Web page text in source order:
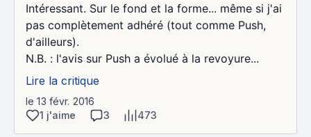
Intéressant. Sur le fond et la forme... même si j'ai
pas complètement adhéré (tout comme Push,
d'ailleurs).
N.B. : l'avis sur Push a évolué à la revoyure...
Lire la critique
le 13 févr. 2016
1 j'aime
3 473